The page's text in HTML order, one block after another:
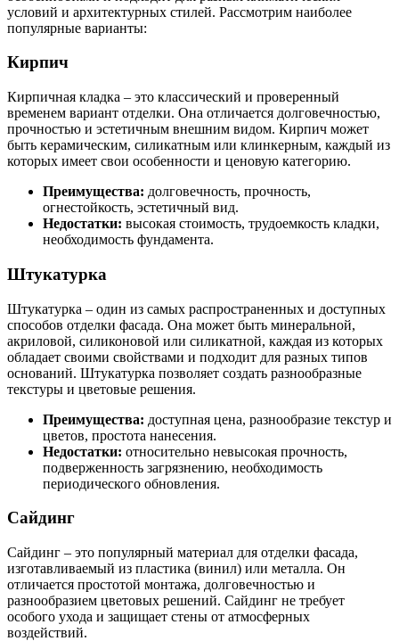
условий и архитектурных стилей. Рассмотрим наиболее
популярные варианты:
Кирпич
Кирпичная кладка – это классический и проверенный
временем вариант отделки. Она отличается долговечностью,
прочностью и эстетичным внешним видом. Кирпич может
быть керамическим, силикатным или клинкерным, каждый из
которых имеет свои особенности и ценовую категорию.
Преимущества: долговечность, прочность,
огнестойкость, эстетичный вид.
Недостатки: высокая стоимость, трудоемкость кладки,
необходимость фундамента.
Штукатурка
Штукатурка – один из самых распространенных и доступных
способов отделки фасада. Она может быть минеральной,
акриловой, силиконовой или силикатной, каждая из которых
обладает своими свойствами и подходит для разных типов
оснований. Штукатурка позволяет создать разнообразные
текстуры и цветовые решения.
Преимущества: доступная цена, разнообразие текстур и
цветов, простота нанесения.
Недостатки: относительно невысокая прочность,
подверженность загрязнению, необходимость
периодического обновления.
Сайдинг
Сайдинг – это популярный материал для отделки фасада,
изготавливаемый из пластика (винил) или металла. Он
отличается простотой монтажа, долговечностью и
разнообразием цветовых решений. Сайдинг не требует
особого ухода и защищает стены от атмосферных
воздействий.